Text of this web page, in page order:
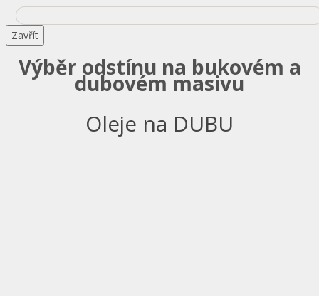
Zavřít
Výběr odstínu na bukovém a
dubovém masivu
Oleje na DUBU